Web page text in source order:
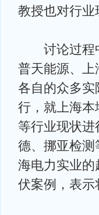
教授也对行
讨论过程中
普天能源、
各自的众多
行，就上海
等行业现状
德、挪亚检
海电力实业
伏案例，表示